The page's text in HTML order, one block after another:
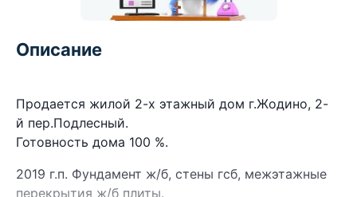
Описание
Продается жилой 2-х этажный дом г.Жодино, 2-
й пер.Подлесный.
Готовность дома 100 %.
2019 г.п. Фундамент ж/б, стены гсб, межэтажные
перекрытия ж/б плиты.